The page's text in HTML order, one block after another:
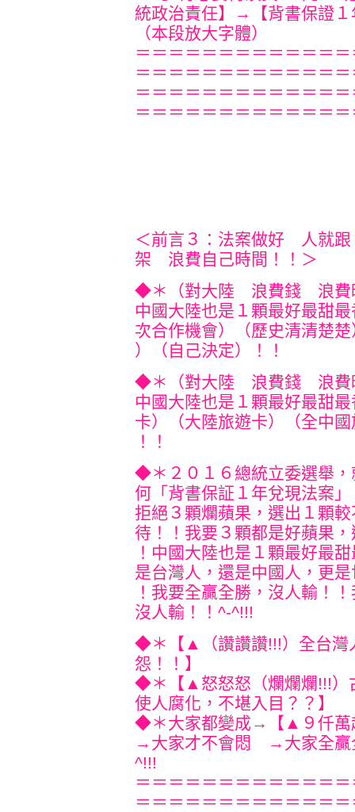
統政治責任】→【背書保證１
（本段放大字體）
＝＝＝＝＝＝＝＝＝＝＝＝
＝＝＝＝＝＝＝＝＝＝＝＝
＝＝＝＝＝＝＝＝＝＝＝＝
＝＝＝＝＝＝＝＝＝＝＝＝
＜前言３：法案做好 人就
架 浪費自己時間！！＞
◆＊（對大陸 浪費錢 浪費
中國大陸也是１顆最好最甜
次合作機會）（歷史清清楚
）（自己決定）！！
◆＊（對大陸 浪費錢 浪費
中國大陸也是１顆最好最甜
卡）（大陸旅遊卡）（全中
！！
◆＊２０１６總統立委選舉
何「背書保証１年兌現法案
拒絕３顆爛蘋果，選出１顆
待！！我要３顆都是好蘋果
！中 國大陸也是１顆最好最
是台灣人，還是中國人 ，更
！我要全贏全勝，沒人輸！
沒人輸！！^-^!!!
◆＊【▲（讚讚讚!!!）全台灣
怨！！】
◆＊【▲怒怒怒（爛爛爛!!!）
使人腐化，不堪入目？？】
◆＊大家都變成→【▲９
→大家才不會悶 →大家全贏
＝＝＝＝＝＝＝＝＝＝＝＝
＝＝＝＝＝＝＝＝＝＝＝＝